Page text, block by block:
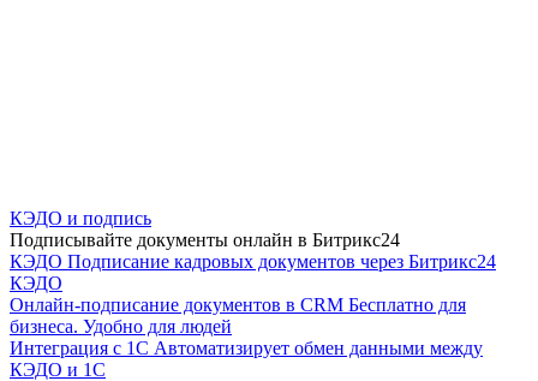
КЭДО и подпись
Подписывайте документы онлайн в Битрикс24
КЭДО Подписание кадровых документов через Битрикс24
КЭДО
Онлайн-подписание документов в CRM Бесплатно для
бизнеса. Удобно для людей
Интеграция с 1С Автоматизирует обмен данными между
КЭДО и 1С